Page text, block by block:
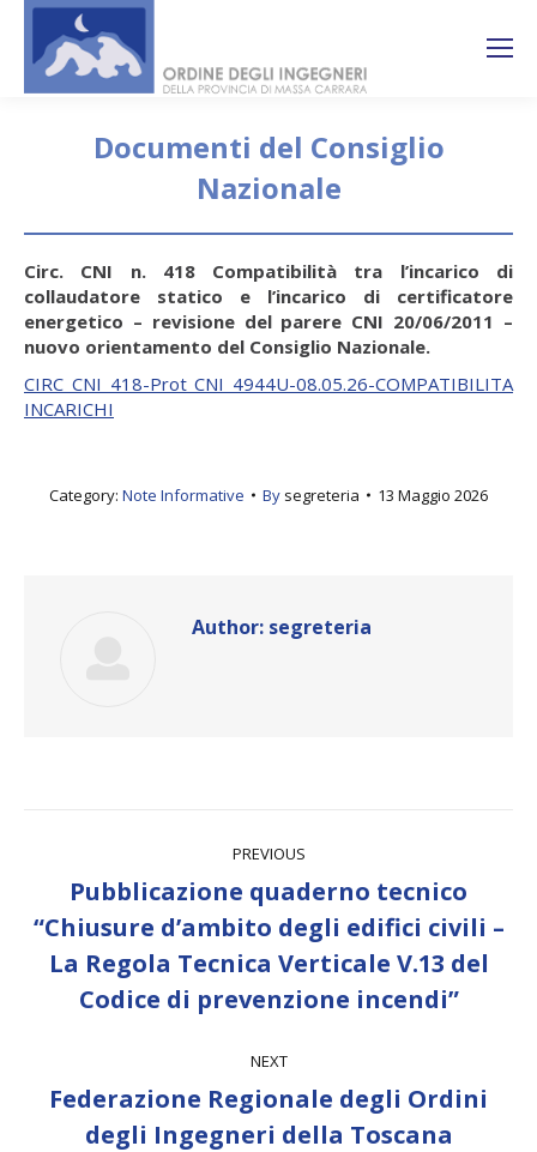
Documenti del Consiglio
Nazionale
Circ. CNI n. 418 Compatibilità tra l’incarico di
collaudatore statico e l’incarico di certificatore
energetico – revisione del parere CNI 20/06/2011 –
nuovo orientamento del Consiglio Nazionale.
CIRC CNI 418-Prot CNI 4944U-08.05.26-COMPATIBILITA
INCARICHI
Category: Note Informative By segreteria 13 Maggio 2026
Author: segreteria
navigation
PREVIOUS
Previous
post:
Pubblicazione quaderno tecnico
“Chiusure d’ambito degli edifici civili –
La Regola Tecnica Verticale V.13 del
Codice di prevenzione incendi”
NEXT
Next
post:
Federazione Regionale degli Ordini
degli Ingegneri della Toscana